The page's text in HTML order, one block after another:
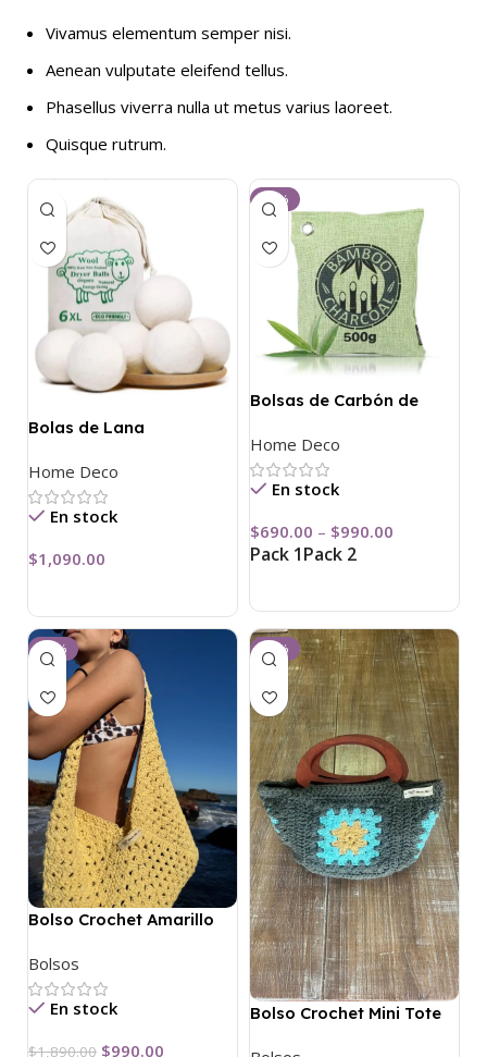
Vivamus elementum semper nisi.
Aenean vulputate eleifend tellus.
Phasellus viverra nulla ut metus varius laoreet.
Quisque rutrum.
Bolas de Lana
Home Deco
En stock
$1,090.00
-23%
Bolsas de Carbón de
Home Deco
En stock
$690.00 – $990.00
Pack 1Pack 2
-48%
Bolso Crochet Amarillo
Bolsos
En stock
$1,890.00 $990.00
-21%
Bolso Crochet Mini Tote